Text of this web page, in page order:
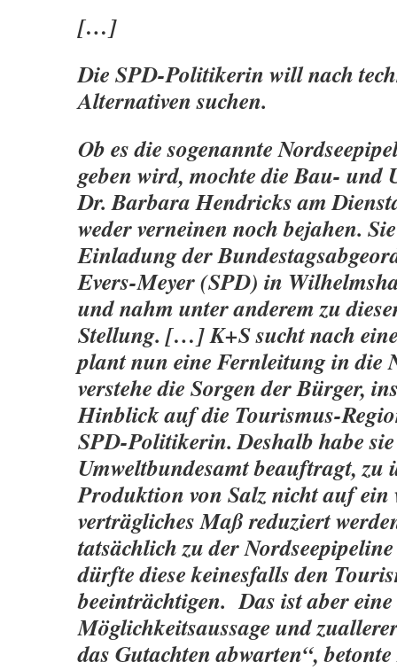
[…]
Die SPD-Politikerin will nach
Alternativen suchen.
Ob es die sogenannte
geben wird, mochte die Bau- und
Dr. Barbara Hendricks am
weder verneinen noch bejahen.
Einladung der
Evers-Meyer (SPD) in
und nahm unter anderem zu
Stellung. […] K+S sucht nach
plant nun eine Fernleitung in die
verstehe die Sorgen der Bürger,
Hinblick auf die Tourismus-
SPD-Politikerin. Deshalb habe
Umweltbundesamt beauftragt, zu
Produktion von Salz nicht auf
verträgliches Maß reduziert
tatsächlich zu der
dürfte diese keinesfalls den
beeinträchtigen. Das ist aber eine
Möglichkeitsaussage und
das Gutachten abwarten“,